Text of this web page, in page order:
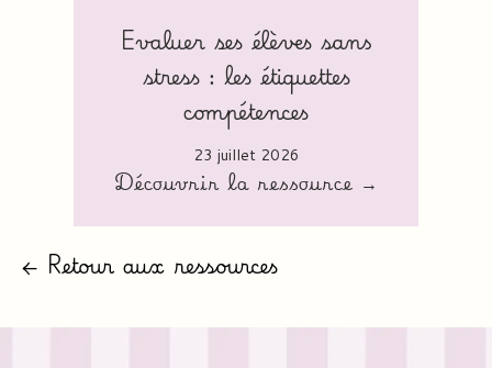
Evaluer ses élèves sans
stress : les étiquettes
compétences
23 juillet 2026
Découvrir la ressource →
← Retour aux ressources